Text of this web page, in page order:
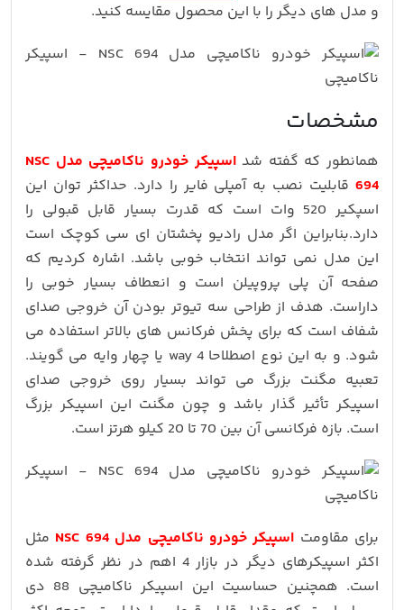
و مدل های دیگر را با این محصول مقایسه کنید.
مشخصات
همانطور که گفته شد
اسپیکر خودرو ناکامیچی مدل NSC
694 قابلیت نصب به آمپلی فایر را دارد. حداکثر توان این
اسپکیر 520 وات است که قدرت بسیار قابل قبولی را
دارد.بنابراین اگر مدل رادیو پخشتان ای سی کوچک است
این مدل نمی تواند انتخاب خوبی باشد. اشاره کردیم که
صفحه آن پلی پروپیلن است و انعطاف بسیار خوبی را
داراست. هدف از طراحی سه تیوتر بودن آن خروجی صدای
شفاف است که برای پخش فرکانس های بالاتر استفاده می
شود. و به این نوع اصطلاحا way 4 یا چهار وایه می گویند.
تعبیه مگنت بزرگ می تواند بسیار روی خروجی صدای
اسپیکر تأثیر گذار باشد و چون مگنت این اسپیکر بزرگ
است. بازه فرکانسی آن بین 70 تا 20 کیلو هرتز است.
برای مقاومت اسپیکر خودرو ناکامیچی مدل NSC 694
مثل
اکثر اسپیکرهای دیگر در بازار 4 اهم در نظر گرفته شده
است. همچنین حساسیت این اسپیکر ناکامیچی 88 دی